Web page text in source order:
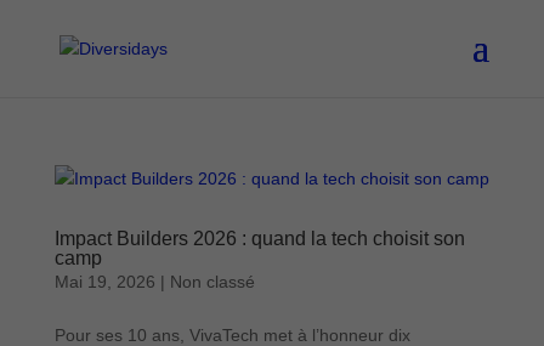
Impact Builders 2026 : quand la tech choisit son
camp
Mai 19, 2026 | Non classé
Pour ses 10 ans, VivaTech met à l’honneur dix